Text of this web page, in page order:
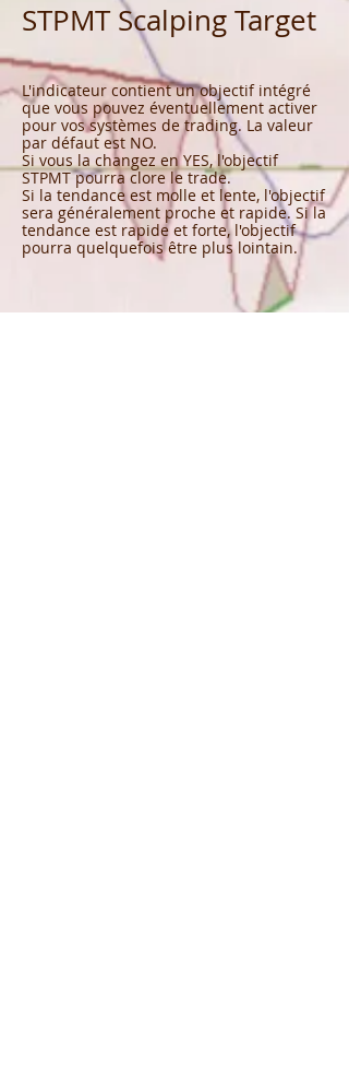
STPMT Scalping Target
L'indicateur contient un objectif intégré
que vous pouvez éventuellement activer
pour vos systèmes de trading. La valeur
par défaut est NO.
Si vous la changez en YES, l'objectif
STPMT pourra clore le trade.
Si la tendance est molle et lente, l'objectif
sera généralement proche et rapide. Si la
tendance est rapide et forte, l'objectif
pourra quelquefois être plus lointain.
STPMT Short Signal